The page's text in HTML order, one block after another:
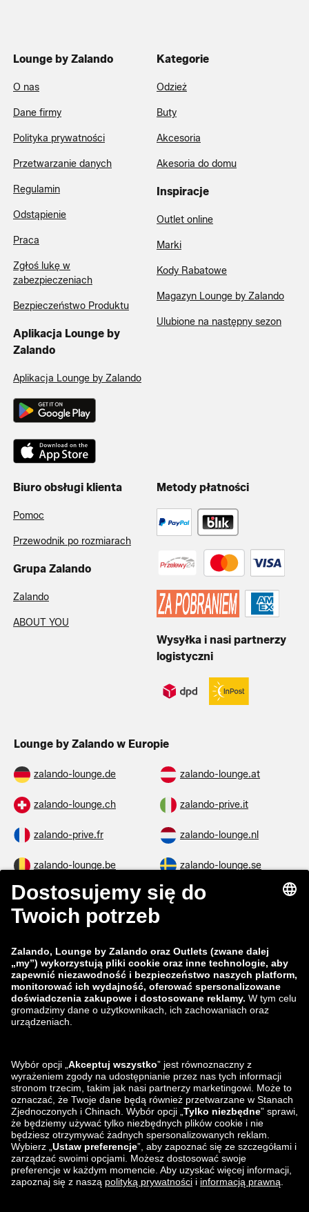
Lounge by Zalando
O nas
Dane firmy
Polityka prywatności
Przetwarzanie danych
Regulamin
Odstąpienie
Praca
Zgłoś lukę w
zabezpieczeniach
Bezpieczeństwo Produktu
Aplikacja Lounge by
Zalando
Aplikacja Lounge by Zalando
Kategorie
Odzież
Buty
Akcesoria
Akesoria do domu
Inspiracje
Outlet online
Marki
Kody Rabatowe
Magazyn Lounge by Zalando
Ulubione na następny sezon
Biuro obsługi klienta
Pomoc
Przewodnik po rozmiarach
Grupa Zalando
Zalando
ABOUT YOU
Metody płatności
Wysyłka i nasi partnerzy
logistyczni
Lounge by Zalando w Europie
zalando-lounge.de zalando-lounge.at
zalando-lounge.ch zalando-prive.it
zalando-prive.fr zalando-lounge.nl
zalando-lounge.be zalando-lounge.se
zalando-lounge.fi zalando-lounge.dk
zalando-lounge.co.uk
zalando-prive.es zalando-lounge.cz
zalando-lounge.lt zalando-lounge.sk
zalando-lounge.ro zalando-lounge.hr
zalando-lounge.lu zalando-lounge.ee
zalando-lounge.lv zalando-lounge.no
Znajdziesz nas
na